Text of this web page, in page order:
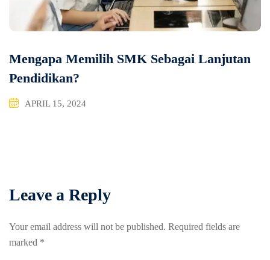
Mengapa Memilih SMK Sebagai Lanjutan
Pendidikan?
APRIL 15, 2024
Leave a Reply
Your email address will not be published. Required fields are
marked *